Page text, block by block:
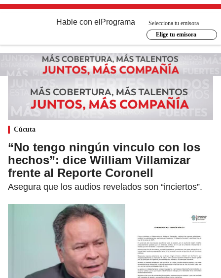
Hable con el Programa
Selecciona tu emisora
Elige tu emisora
Cúcuta
“No tengo ningún vinculo con los
hechos”: dice William Villamizar
frente al Reporte Coronell
Asegura que los audios revelados son “inciertos”.